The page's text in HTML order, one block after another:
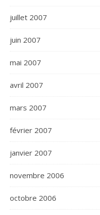
juillet 2007
juin 2007
mai 2007
avril 2007
mars 2007
février 2007
janvier 2007
novembre 2006
octobre 2006